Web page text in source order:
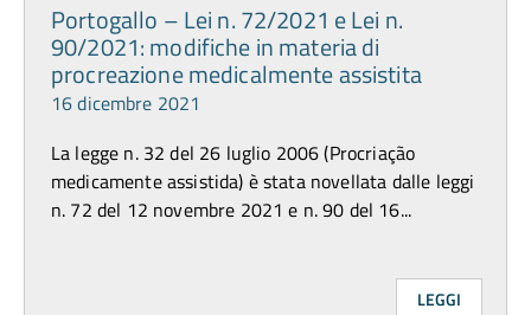
Portogallo – Lei n. 72/2021 e Lei n.
90/2021: modifiche in materia di
procreazione medicalmente assistita
16 dicembre 2021
La legge n. 32 del 26 luglio 2006 (Procriação
medicamente assistida) è stata novellata dalle leggi
n. 72 del 12 novembre 2021 e n. 90 del 16...
LEGGI